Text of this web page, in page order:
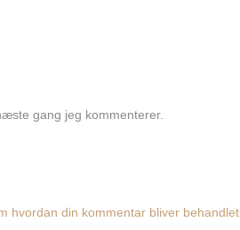
gang jeg kommenterer.
hvordan din kommentar bliver behandlet